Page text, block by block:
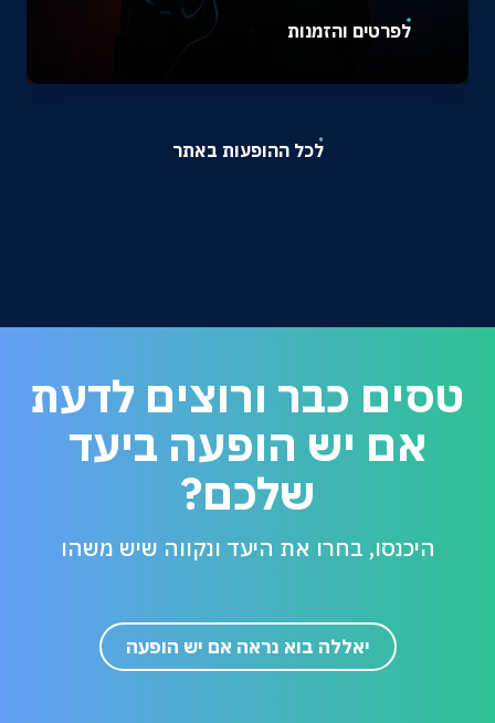
לפרטים והזמנות
לכל ההופעות באתר
טסים כבר ורוצים לדעת
אם יש הופעה ביעד
שלכם?
היכנסו, בחרו את היעד ונקווה שיש משהו
יאללה בוא נראה אם יש הופעה